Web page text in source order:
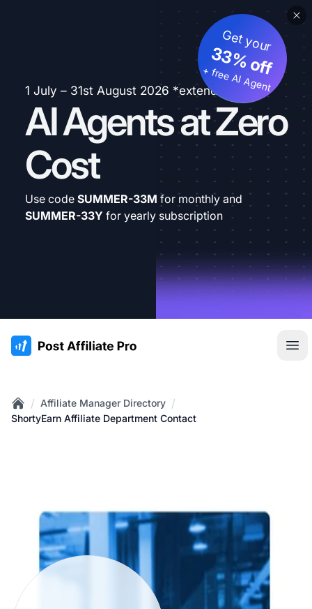
1 July – 31st August 2026 *extended
AI Agents at Zero
Cost
Get your
33% off
+ free AI Agent
Use code SUMMER-33M for monthly and
SUMMER-33Y for yearly subscription
:site.title
Home
/ Affiliate Manager Directory /
ShortyEarn Affiliate Department Contact